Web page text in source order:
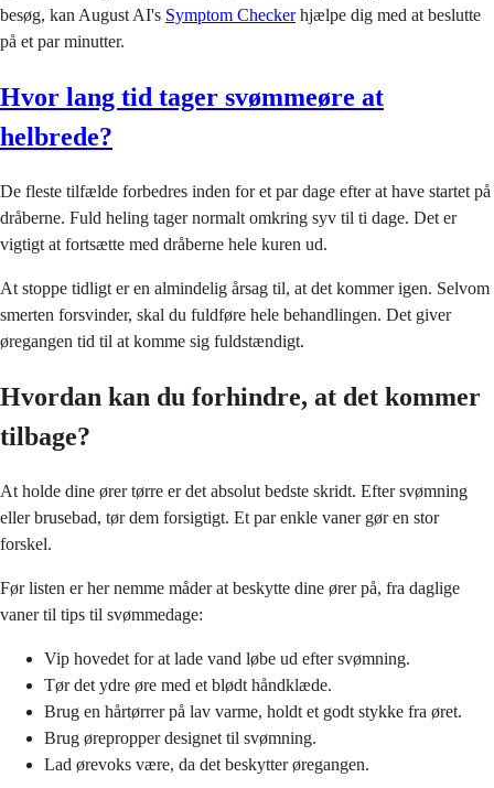
besøg, kan August AI's Symptom Checkerhjælpe dig med at beslutte
på et par minutter.
Hvor lang tid tager svømmeøre at
helbrede?
De fleste tilfælde forbedres inden for et par dage efter at have startet på
dråberne. Fuld heling tager normalt omkring syv til ti dage. Det er
vigtigt at fortsætte med dråberne hele kuren ud.
At stoppe tidligt er en almindelig årsag til, at det kommer igen. Selvom
smerten forsvinder, skal du fuldføre hele behandlingen. Det giver
øregangen tid til at komme sig fuldstændigt.
Hvordan kan du forhindre, at det kommer
tilbage?
At holde dine ører tørre er det absolut bedste skridt. Efter svømning
eller brusebad, tør dem forsigtigt. Et par enkle vaner gør en stor
forskel.
Før listen er her nemme måder at beskytte dine ører på, fra daglige
vaner til tips til svømmedage:
Vip hovedet for at lade vand løbe ud efter svømning.
Tør det ydre øre med et blødt håndklæde.
Brug en hårtørrer på lav varme, holdt et godt stykke fra øret.
Brug ørepropper designet til svømning.
Lad ørevoks være, da det beskytter øregangen.